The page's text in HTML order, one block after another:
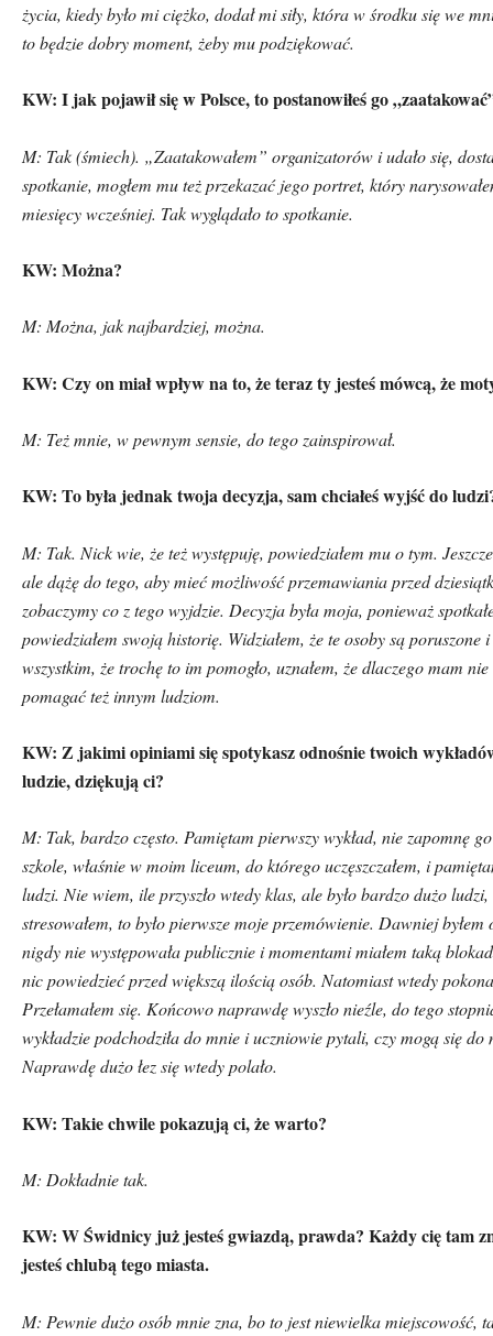
życia, kiedy było mi ciężko, dodał mi siły, która w środku się we
to będzie dobry moment, żeby mu podziękować.
KW: I jak pojawił się w Polsce, to postanowiłeś go
M: Tak (śmiech). „Zaatakowałem” organizatorów i udało się,
spotkanie, mogłem mu też przekazać jego portret, który
miesięcy wcześniej. Tak wyglądało to spotkanie.
KW: Można?
M: Można, jak najbardziej, można.
KW: Czy on miał wpływ na to, że teraz ty jesteś mówcą, że
M: Też mnie, w pewnym sensie, do tego zainspirował.
KW: To była jednak twoja decyzja, sam chciałeś wyjść do
M: Tak. Nick wie, że też występuję, powiedziałem mu o tym.
ale dążę do tego, aby mieć możliwość przemawiania przed
zobaczymy co z tego wyjdzie. Decyzja była moja, ponieważ
powiedziałem swoją historię. Widziałem, że te osoby są poruszone
wszystkim, że trochę to im pomogło, uznałem, że dlaczego mam
pomagać też innym ludziom.
KW: Z jakimi opiniami się spotykasz odnośnie twoich wykładó
ludzie, dziękują ci?
M: Tak, bardzo często. Pamiętam pierwszy wykład, nie zapomnę
szkole, właśnie w moim liceum, do którego uczęszczałem, i
ludzi. Nie wiem, ile przyszło wtedy klas, ale było bardzo dużo
stresowałem, to było pierwsze moje przemówienie. Dawniej byłem
nigdy nie występowała publicznie i momentami miałem taką
nic powiedzieć przed większą ilością osób. Natomiast wtedy
Przełamałem się. Końcowo naprawdę wyszło nieźle, do tego
wykładzie podchodziła do mnie i uczniowie pytali, czy mogą się
Naprawdę dużo łez się wtedy polało.
KW: Takie chwile pokazują ci, że warto?
M: Dokładnie tak.
KW: W Świdnicy już jesteś gwiazdą, prawda? Każdy cię tam
jesteś chlubą tego miasta.
M: Pewnie dużo osób mnie zna, bo to jest niewielka miejscowość,